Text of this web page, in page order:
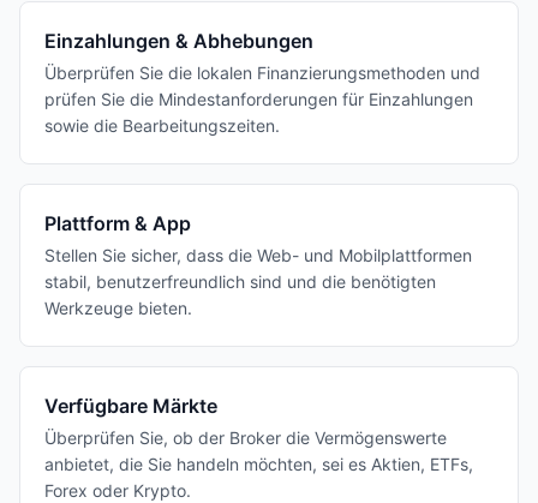
Einzahlungen & Abhebungen
Überprüfen Sie die lokalen Finanzierungsmethoden und
prüfen Sie die Mindestanforderungen für Einzahlungen
sowie die Bearbeitungszeiten.
Plattform & App
Stellen Sie sicher, dass die Web- und Mobilplattformen
stabil, benutzerfreundlich sind und die benötigten
Werkzeuge bieten.
Verfügbare Märkte
Überprüfen Sie, ob der Broker die Vermögenswerte
anbietet, die Sie handeln möchten, sei es Aktien, ETFs,
Forex oder Krypto.